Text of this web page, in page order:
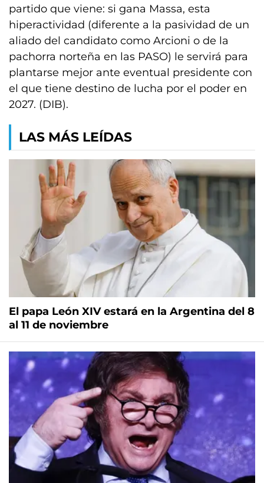
partido que viene: si gana Massa, esta
hiperactividad (diferente a la pasividad de un
aliado del candidato como Arcioni o de la
pachorra norteña en las PASO) le servirá para
plantarse mejor ante eventual presidente con
el que tiene destino de lucha por el poder en
2027. (DIB).
LAS MÁS LEÍDAS
El papa León XIV estará en la Argentina del 8
al 11 de noviembre